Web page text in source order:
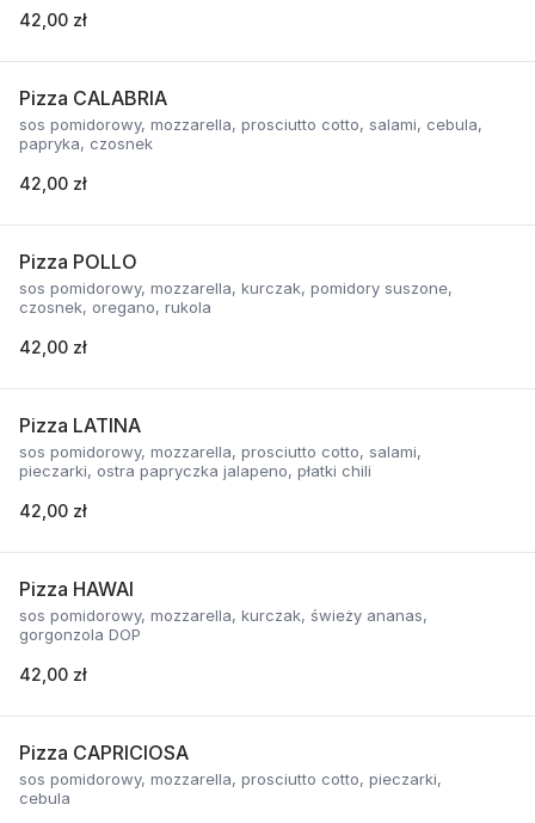
42,00 zł
Pizza CALABRIA
sos pomidorowy, mozzarella, prosciutto cotto, salami, cebula,
papryka, czosnek
42,00 zł
Pizza POLLO
sos pomidorowy, mozzarella, kurczak, pomidory suszone,
czosnek, oregano, rukola
42,00 zł
Pizza LATINA
sos pomidorowy, mozzarella, prosciutto cotto, salami,
pieczarki, ostra papryczka jalapeno, płatki chili
42,00 zł
Pizza HAWAI
sos pomidorowy, mozzarella, kurczak, świeży ananas,
gorgonzola DOP
42,00 zł
Pizza CAPRICIOSA
sos pomidorowy, mozzarella, prosciutto cotto, pieczarki,
cebula